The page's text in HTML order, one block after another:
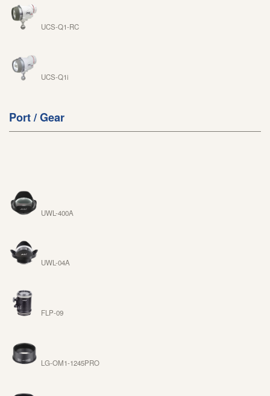
UCS-Q1-RC
UCS-Q1i
Port / Gear
UWL-400A
UWL-04A
FLP-09
LG-OM1-1245PRO